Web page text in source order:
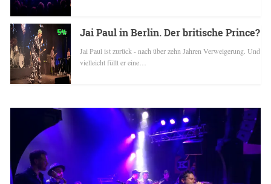
Jai Paul in Berlin. Der britische Prince?
Jai Paul ist zurück - nach über zehn Jahren Verweigerung. Und
vielleicht füllt er eine…